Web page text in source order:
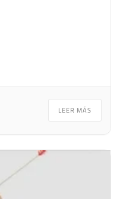
una experiencia
La cartelera de
LEER MÁS